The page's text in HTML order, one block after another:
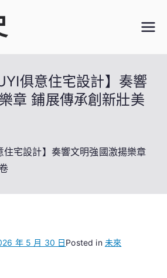
俱意住宅設計】奏響
章 鋪展傳承創新壯美
住宅設計】奏響文明強國激揚樂章
年 5 月 30 日Posted in 未來